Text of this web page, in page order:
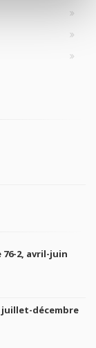
2, avril-juin
juillet-décembre